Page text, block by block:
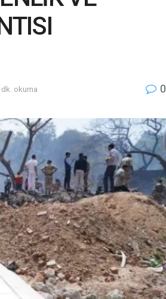
dk. okuma 0